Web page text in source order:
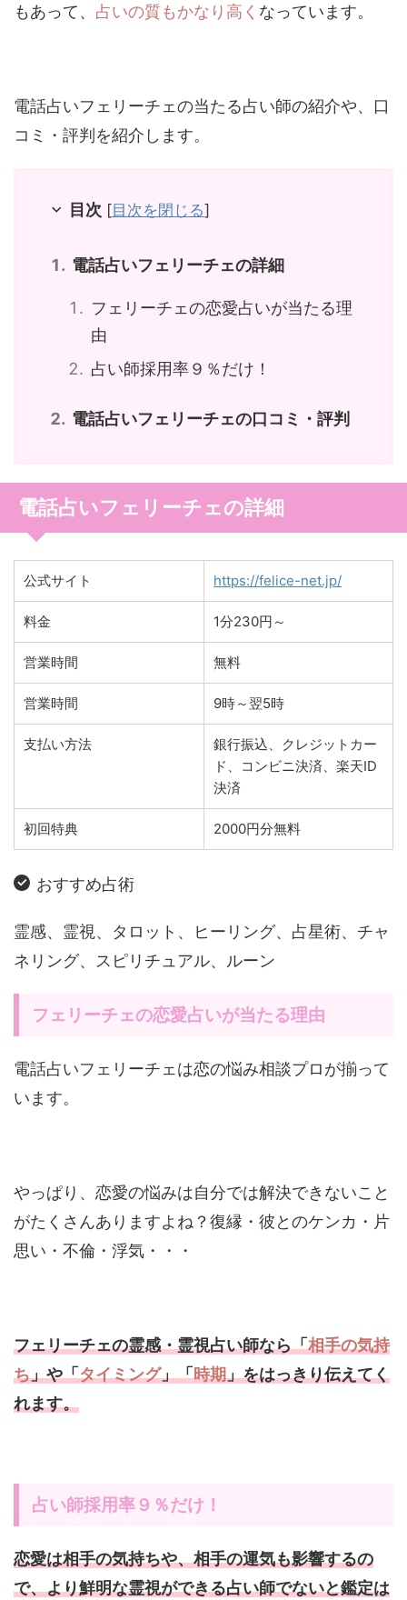
もあって、 占いの質もかなり高く なっています。
電話占いフェリーチェの当たる占い師の紹介や、口
コミ・評判を紹介します。
目次 [目次を閉じる]
電話占いフェリーチェの詳細
フェリーチェの恋愛占いが当たる理
由
占い師採用率９％だけ！
電話占いフェリーチェの口コミ・評判
電話占いフェリーチェの詳細
公式サイト https://felice-net.jp/
料金 1分230円～
営業時間 無料
営業時間 9時～翌5時
支払い方法
銀行振込、クレジットカー
ド、コンビニ決済、楽天ID
決済
初回特典 2000円分無料
おすすめ占術
霊感、霊視、タロット、ヒーリング、占星術、チャ
ネリング、スピリチュアル、ルーン
フェリーチェの恋愛占いが当たる理由
電話占いフェリーチェは恋の悩み相談プロが揃って
います。
やっぱり、恋愛の悩みは自分では解決できないこと
がたくさんありますよね？復縁・彼とのケンカ・片
思い・不倫・浮気・・・
フェリーチェの霊感・霊視占い師なら「相手の気持
ち」や「タイミング」「時期」をはっきり伝えてく
れます。
占い師採用率９％だけ！
恋愛は相手の気持ちや、相手の運気も影響するの
で、より鮮明な霊視ができる占い師でないと鑑定は